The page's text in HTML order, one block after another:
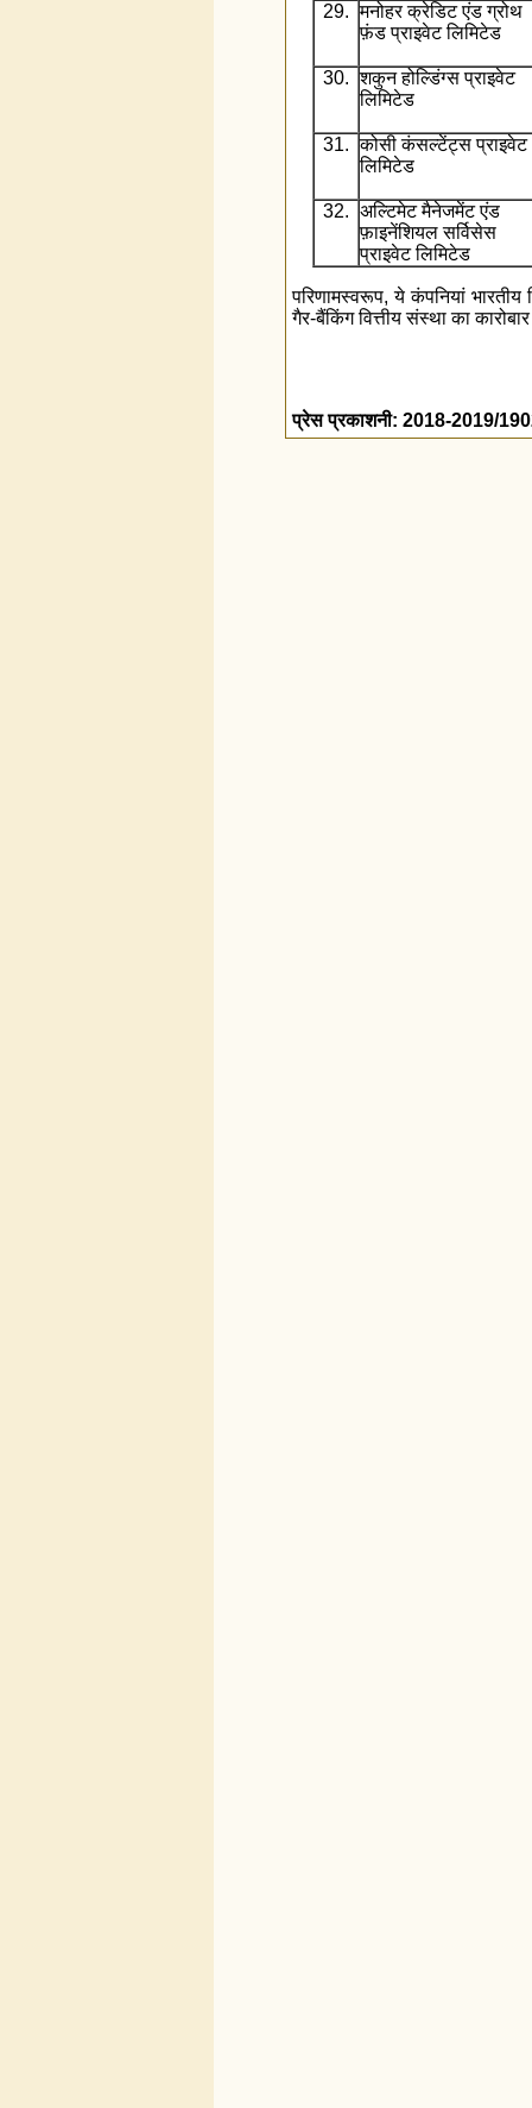
29. मनोहर क्रेडिट एंड ग्रोथ
फ़ंड प्राइवेट लिमिटेड
30. शकुन होल्डिंग्स प्राइवेट
लिमिटेड
31. कोसी कंसल्टेंट्स प्राइवेट
लिमिटेड
32. अल्टिमेट मैनेजमेंट एंड
फ़ाइनेंशियल सर्विसेस
प्राइवेट लिमिटेड
परिणामस्‍वरूप, ये कंपनियां
गैर-बैंकिंग वित्तीय संस्‍था का
प्रेस प्रकाशनी: 2018-2019/